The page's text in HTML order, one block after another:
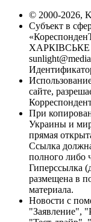
© 2000-2026,
Субъект в
ХАРКІВСЬКЕ
сайте,
При
Украины и
прямая
Ссылка
полного либо
Гиперссылка
размещена в
материала.
Новости с
"Заявление",